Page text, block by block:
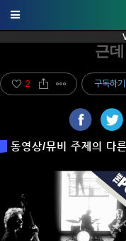
근
2 구독하기
동영상/뮤비 주제의 다